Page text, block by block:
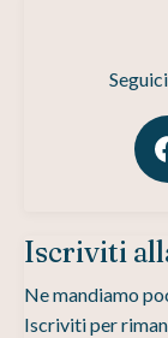
Iscriviti
Ne mandiamo
Iscriviti per